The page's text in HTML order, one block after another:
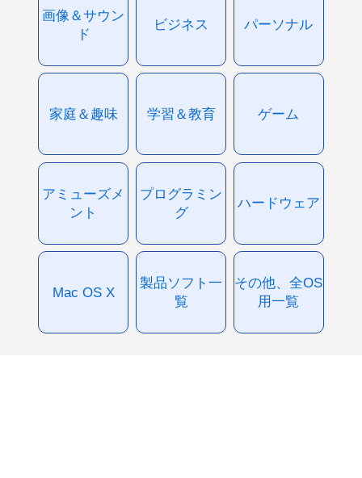
画像＆サウン
ド
ビジネス パーソナル
家庭＆趣味 学習＆教育 ゲーム
アミューズメ
ント
プログラミン
グ
ハードウェア
Mac OS X
製品ソフト一
覧
その他、全OS
用一覧